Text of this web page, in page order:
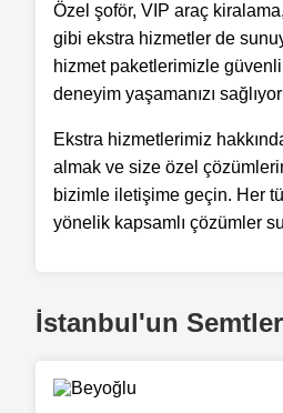
Özel şoför, VIP araç
gibi ekstra hizmetler de
hizmet paketlerimizle
deneyim yaşamanızı
Ekstra hizmetlerimiz
almak ve size özel
bizimle iletişime geçin. Her
yönelik kapsamlı çözümler
İstanbul'un